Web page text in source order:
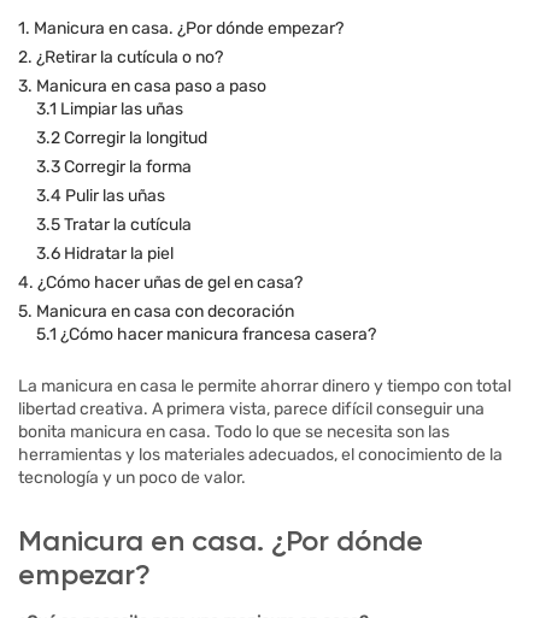
1. Manicura en casa. ¿Por dónde empezar?
2. ¿Retirar la cutícula o no?
3. Manicura en casa paso a paso
3.1 Limpiar las uñas
3.2 Corregir la longitud
3.3 Corregir la forma
3.4 Pulir las uñas
3.5 Tratar la cutícula
3.6 Hidratar la piel
4. ¿Cómo hacer uñas de gel en casa?
5. Manicura en casa con decoración
5.1 ¿Cómo hacer manicura francesa casera?
La manicura en casa le permite ahorrar dinero y tiempo con total
libertad creativa. A primera vista, parece difícil conseguir una
bonita manicura en casa. Todo lo que se necesita son las
herramientas y los materiales adecuados, el conocimiento de la
tecnología y un poco de valor.
Manicura en casa. ¿Por dónde
empezar?